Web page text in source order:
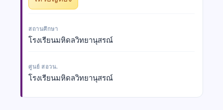
สถานศึกษา
โรงเรียนมหิดลวิทยานุสรณ์
ศูนย์ สอวน.
โรงเรียนมหิดลวิทยานุสรณ์